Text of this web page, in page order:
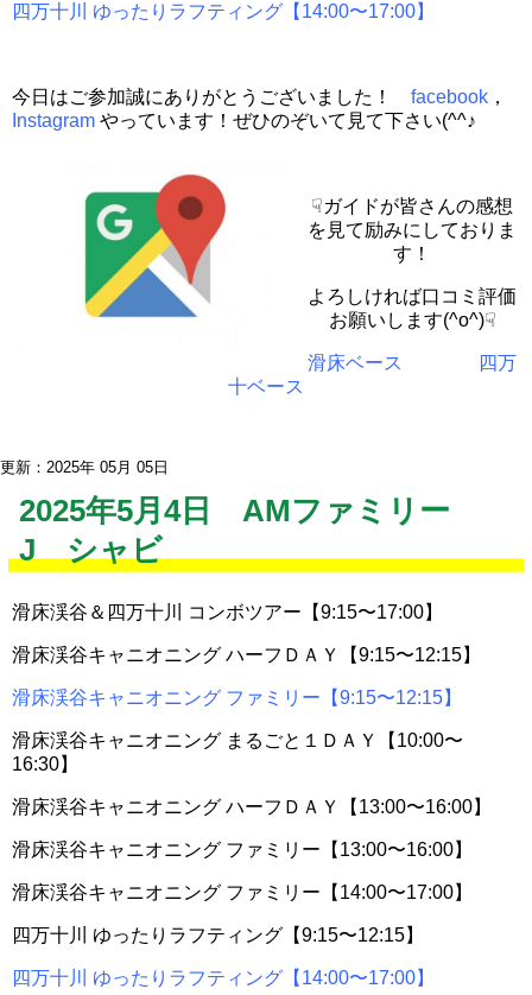
四万十川 ゆったりラフティング【14:00〜17:00】
今日はご参加誠にありがとうございました！ facebook ，
Instagram やっています！ぜひのぞいて見て下さい(^^♪
☟ガイドが皆さんの感想
を見て励みにしておりま
す！
よろしければ口コミ評価
お願いします(^o^)☟
滑床ベース
四万
十ベース
更新：2025年 05月 05日
2025年5月4日 AMファミリー
J シャビ
滑床渓谷＆四万十川 コンボツアー【9:15〜17:00】
滑床渓谷キャニオニング ハーフＤＡＹ【9:15〜12:15】
滑床渓谷キャニオニング ファミリー【9:15〜12:15】
滑床渓谷キャニオニング まるごと１ＤＡＹ【10:00〜
16:30】
滑床渓谷キャニオニング ハーフＤＡＹ【13:00〜16:00】
滑床渓谷キャニオニング ファミリー【13:00〜16:00】
滑床渓谷キャニオニング ファミリー【14:00〜17:00】
四万十川 ゆったりラフティング【9:15〜12:15】
四万十川 ゆったりラフティング【14:00〜17:00】